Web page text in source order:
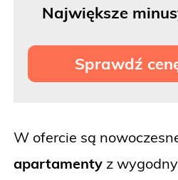
Największe
Sprawdź
W ofercie są
apartamenty z